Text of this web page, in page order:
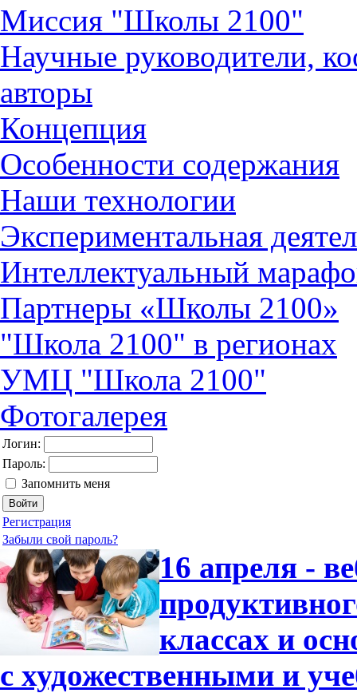
Миссия "Школы 2100"
Научные руководители,
авторы
Концепция
Особенности содержания
Наши технологии
Экспериментальная
Интеллектуальный
Партнеры «Школы 2100»
"Школа 2100" в регионах
УМЦ "Школа 2100"
Фотогалерея
Логин:
Пароль:
Запомнить меня
Регистрация
Забыли свой пароль?
16 апреля -
классах и
с художественными и